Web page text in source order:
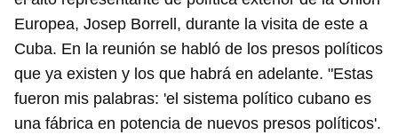
Europea, Josep Borrell, durante la visita de este a
Cuba. En la reunión se habló de los presos políticos
que ya existen y los que habrá en adelante. "Estas
fueron mis palabras: 'el sistema político cubano es
una fábrica en potencia de nuevos presos políticos'.